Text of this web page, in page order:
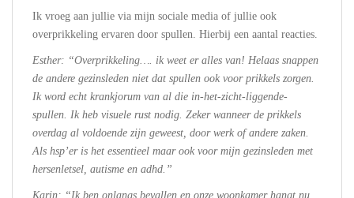
Ik vroeg aan jullie via mijn sociale media of jullie ook
overprikkeling ervaren door spullen. Hierbij een aantal reacties.
Esther: “Overprikkeling…. ik weet er alles van! Helaas snappen
de andere gezinsleden niet dat spullen ook voor prikkels zorgen.
Ik word echt krankjorum van al die in-het-zicht-liggende-
spullen. Ik heb visuele rust nodig. Zeker wanneer de prikkels
overdag al voldoende zijn geweest, door werk of andere zaken.
Als hsp’er is het essentieel maar ook voor mijn gezinsleden met
hersenletsel, autisme en adhd.”
Karin: “Ik ben onlangs bevallen en onze woonkamer hangt nu